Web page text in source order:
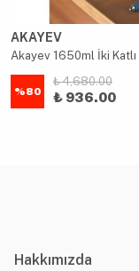
AKAYEV
%80
₺ 4,680.00
₺ 936.00
Hakkımızda